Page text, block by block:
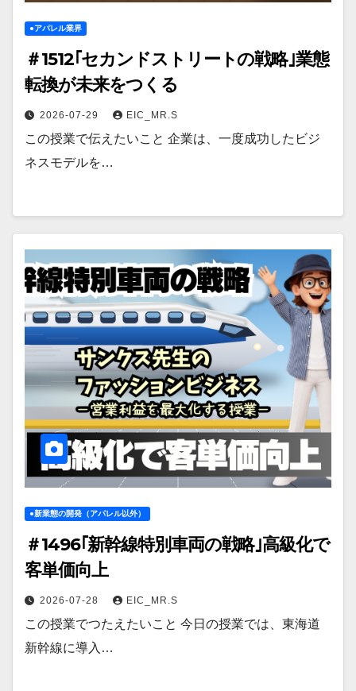
●アパレル業界
＃1512｢セカンドストリートの戦略｣業態
転換が未来をつくる
2026-07-29 EIC_MR.S
この授業で伝えたいこと 企業は、一度成功したビジ
ネスモデルを…
●新業態の開発（アパレル以外）
＃1496｢新幹線特別車両の戦略｣高級化で
客単価向上
2026-07-28 EIC_MR.S
この授業でつたえたいこと 今日の授業では、東海道
新幹線に導入…